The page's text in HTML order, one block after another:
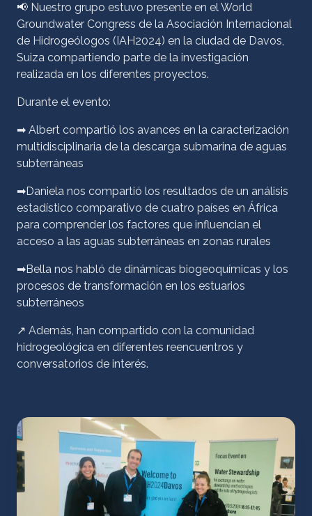
📢 Nuestro grupo estuvo presente en el World
Groundwater Congress de la Asociación Internacional
de Hidrogeólogos (IAH2024) en la ciudad de Davos,
Suiza compartiendo parte de la investigación
realizada en los diferentes proyectos.
Durante el evento:
➡ Albert compartió los avances en la caracterización
multidisciplinaria de la descarga submarina de aguas
subterráneas
➡Daniela nos compartió los resultados de un análisis
estadístico comparativo de cuatro países en África
para comprender los factores que influencian el
acceso a las aguas subterráneas en zonas rurales
➡Bella nos habló de dinámicas biogeoquímicas y los
procesos de transformación en los estuarios
subterráneos
↗ Además, han compartido con la comunidad
hidrogeológica en diferentes reencuentros y
conversatorios de interés.